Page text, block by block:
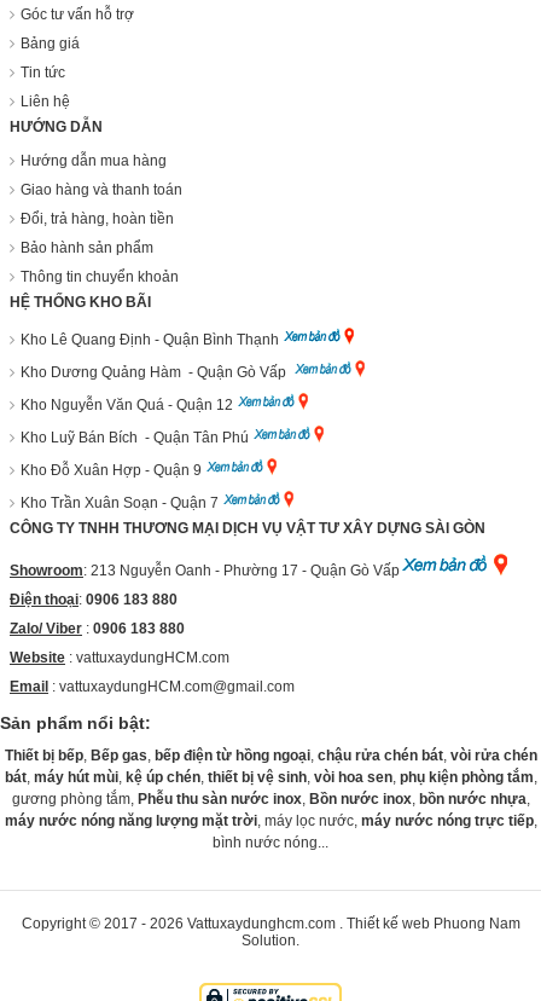
Góc tư vấn hỗ trợ
Bảng giá
Tin tức
Liên hệ
HƯỚNG DẪN
Hướng dẫn mua hàng
Giao hàng và thanh toán
Đổi, trả hàng, hoàn tiền
Bảo hành sản phẩm
Thông tin chuyển khoản
HỆ THỐNG KHO BÃI
Kho Lê Quang Định - Quận Bình Thạnh
Kho Dương Quảng Hàm - Quận Gò Vấp
Kho Nguyễn Văn Quá - Quận 12
Kho Luỹ Bán Bích - Quận Tân Phú
Kho Đỗ Xuân Hợp - Quận 9
Kho Trần Xuân Soạn - Quận 7
CÔNG TY TNHH THƯƠNG MẠI DỊCH VỤ VẬT TƯ XÂY DỰNG SÀI GÒN
Showroom: 213 Nguyễn Oanh - Phường 17 - Quận Gò Vấp
Điện thoại: 0906 183 880
Zalo/ Viber : 0906 183 880
Website : vattuxaydungHCM.com
Email : vattuxaydungHCM.com@gmail.com
Sản phẩm nổi bật:
Thiết bị bếp, Bếp gas, bếp điện từ hồng ngoại, chậu rửa chén bát, vòi rửa chén
bát, máy hút mùi, kệ úp chén, thiết bị vệ sinh, vòi hoa sen, phụ kiện phòng tắm,
gương phòng tắm, Phễu thu sàn nước inox, Bồn nước inox, bồn nước nhựa,
máy nước nóng năng lượng mặt trời, máy lọc nước, máy nước nóng trực tiếp,
bình nước nóng...
Copyright © 2017 - 2026 Vattuxaydunghcm.com. Thiết kế web Phuong Nam
Solution.